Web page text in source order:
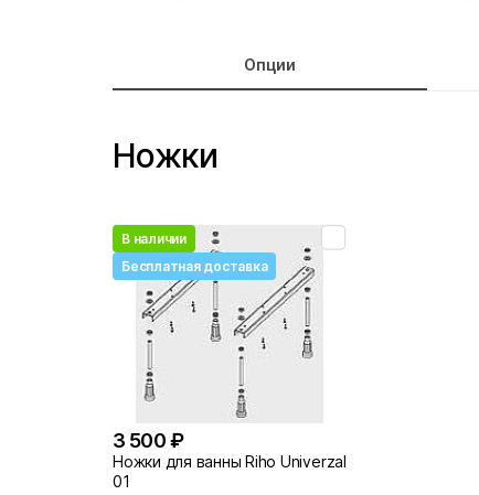
Опции
Ножки
В наличии
Бесплатная доставка
3 500 ₽
Ножки для ванны Riho Univerzal
01